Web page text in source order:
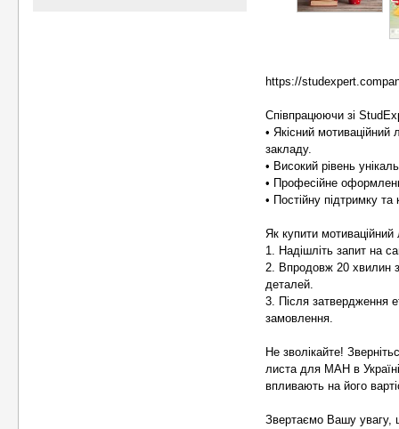
https://
Співпрацюючи зі
• Якісний
закладу.
• Високий рівень
• Професійне
• Постійну підтримку
Як купити
1. Надішліть запит на
2. Впродовж 20 хвилин
деталей.
3. Після затвердження
замовлення.
Не зволікайте!
листа для МАН в
впливають на його
Звертаємо Вашу увагу,